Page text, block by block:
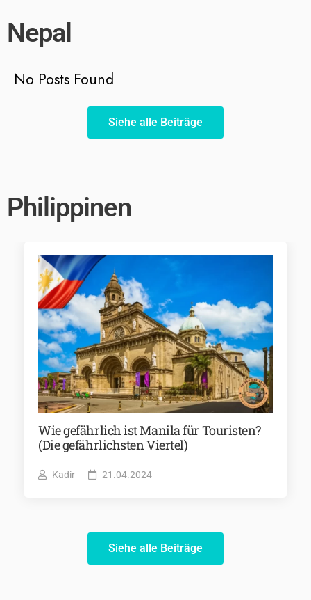
Nepal
No Posts Found
Siehe alle Beiträge
Philippinen
Wie gefährlich ist Manila für Touristen?
(Die gefährlichsten Viertel)
Kadir 21.04.2024
Siehe alle Beiträge